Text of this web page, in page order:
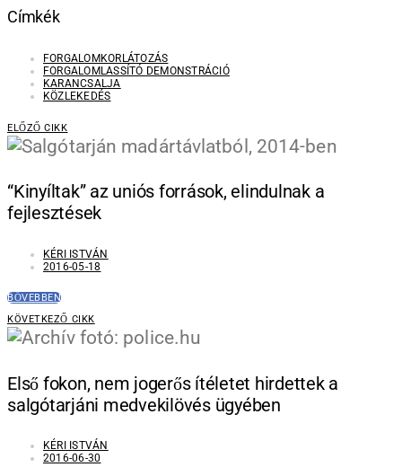
Címkék
FORGALOMKORLÁTOZÁS
FORGALOMLASSÍTÓ DEMONSTRÁCIÓ
KARANCSALJA
KÖZLEKEDÉS
ELŐZŐ CIKK
“Kinyíltak” az uniós források, elindulnak a
fejlesztések
KÉRI ISTVÁN
2016-05-18
BŐVEBBEN
KÖVETKEZŐ CIKK
Első fokon, nem jogerős ítéletet hirdettek a
salgótarjáni medvekilövés ügyében
KÉRI ISTVÁN
2016-06-30